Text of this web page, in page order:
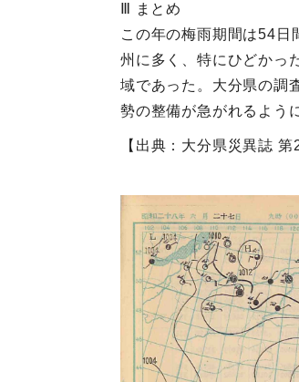
Ⅲ まとめ
この年の梅雨期間は54
州に多く、特にひどかっ
域であった。大分県の調
勢の整備が急がれるよう
【出典：大分県災異誌 第